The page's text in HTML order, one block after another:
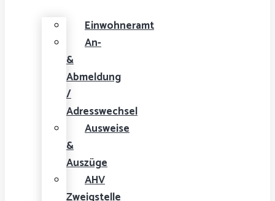
Einwohneramt
An-
&
Abmeldung
/
Adresswechsel
Ausweise
&
Auszüge
AHV
Zweigstelle